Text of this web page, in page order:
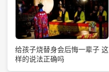
给孩子烧替身会后悔一辈子 这
样的说法正确吗